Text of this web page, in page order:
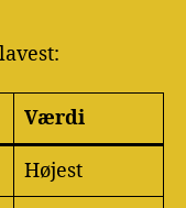
Værdi
Højest